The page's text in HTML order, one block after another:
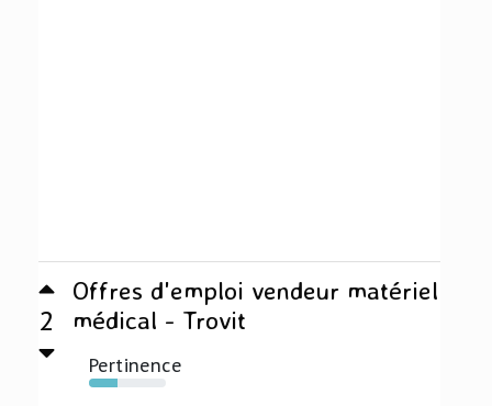
2
Offres d'emploi vendeur matériel
médical - Trovit
Pertinence
37%